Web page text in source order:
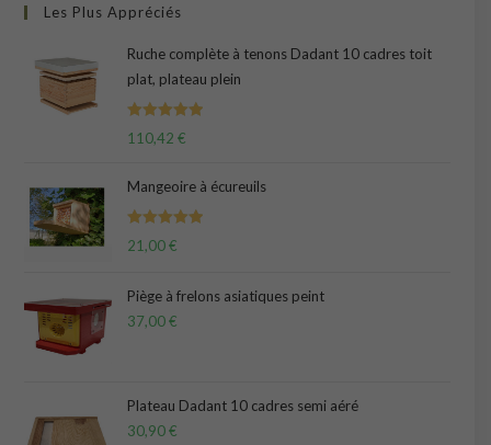
Les Plus Appréciés
Ruche complète à tenons Dadant 10 cadres toit
plat, plateau plein
Note 5.00
110,42 €
Mangeoire à écureuils
Note 5.00
21,00€
Piège à frelons asiatiques peint
37,00€
Plateau Dadant 10 cadres semi aéré
30,90€